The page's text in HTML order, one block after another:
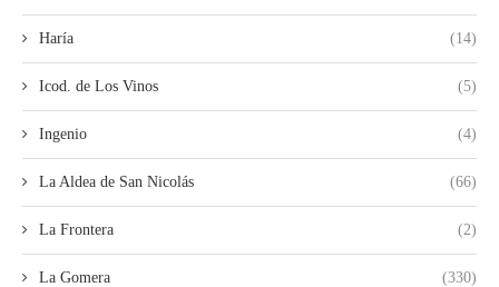
Haría (14)
Icod. de Los Vinos (5)
Ingenio (4)
La Aldea de San Nicolás (66)
La Frontera (2)
La Gomera (330)